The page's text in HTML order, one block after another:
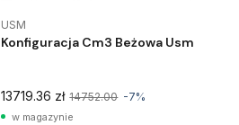
USM
Konfiguracja Cm3 Beżowa Usm
13719.36 zł 14752.00 -7%
w magazynie